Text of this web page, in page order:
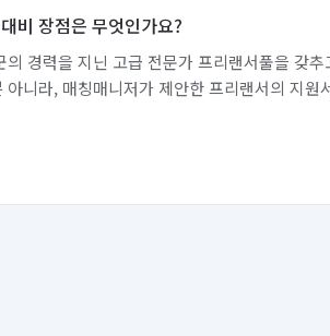
비 장점은 무엇인가요?
의 경력을 지닌 고급 전문가 프리랜서풀을 갖
아니라, 매칭매니저가 제안한 프리랜서의 지원